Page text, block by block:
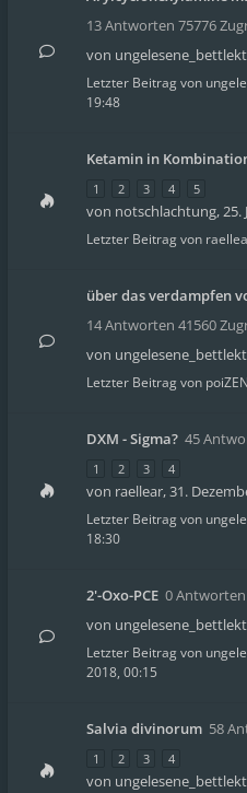
13 Antworten 75776
von
Letzter Beitrag von
19:48
Ketamin in
1 2 3 4 5
von notschlachtung,25.
Letzter Beitrag von
über das verdampfen
14 Antworten 41560
von
Letzter Beitrag von poiZEN
DXM - Sigma? 45
1 2 3 4
von raellear,31.
Letzter Beitrag von
18:30
2'-Oxo-PCE 0
von
Letzter Beitrag von
2018, 00:15
Salvia divinorum 58
1 2 3 4
von